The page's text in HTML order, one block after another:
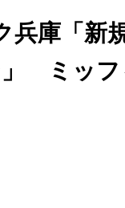
庫「新
ミッフ